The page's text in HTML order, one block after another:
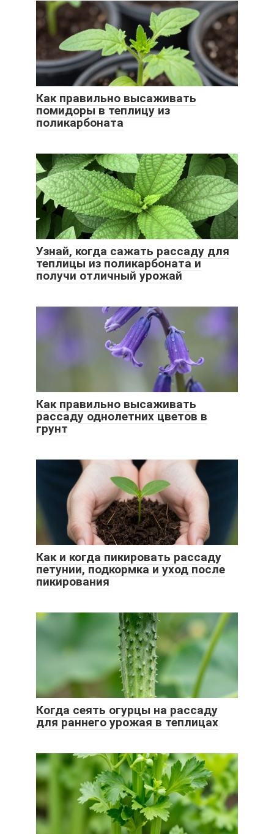
Как правильно высаживать
помидоры в теплицу из
поликарбоната
Узнай, когда сажать рассаду для
теплицы из поликарбоната и
получи отличный урожай
Как правильно высаживать
рассаду однолетних цветов в
грунт
Как и когда пикировать рассаду
петунии, подкормка и уход после
пикирования
Когда сеять огурцы на рассаду
для раннего урожая в теплицах